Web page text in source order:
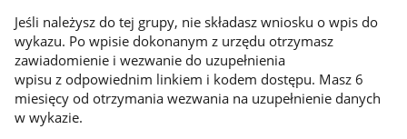
Jeśli należysz do tej grupy, nie składasz wniosku o wpis do
wykazu. Po wpisie dokonanym z urzędu otrzymasz
zawiadomienie i wezwanie do uzupełnienia
wpisu z odpowiednim linkiem i kodem dostępu. Masz 6
miesięcy od otrzymania wezwania na uzupełnienie danych
w wykazie.